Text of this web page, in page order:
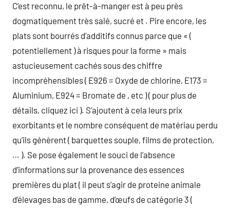
C’est reconnu, le prêt-à-manger est à peu près
dogmatiquement très salé, sucré et . Pire encore, les
plats sont bourrés d’additifs connus parce que « (
potentiellement ) à risques pour la forme » mais
astucieusement cachés sous des chiffre
incompréhensibles ( E926 = Oxyde de chlorine, E173 =
Aluminium, E924 = Bromate de , etc ) ( pour plus de
détails, cliquez ici ). S’ajoutent à cela leurs prix
exorbitants et le nombre conséquent de matériau perdu
qu’ils génèrent ( barquettes souple, films de protection,
… ). Se pose également le souci de l’absence
d’informations sur la provenance des essences
premières du plat ( il peut s’agir de proteine animale
d’élevages bas de gamme, d’œufs de catégorie 3 (